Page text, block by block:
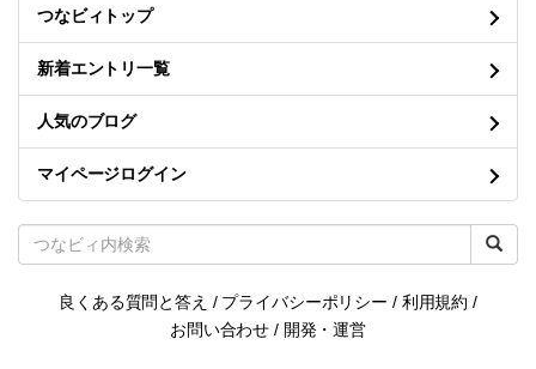
つなビィトップ
新着エントリ一覧
人気のブログ
マイページログイン
良くある質問と答え / プライバシーポリシー / 利用規約 /
お問い合わせ / 開発・運営